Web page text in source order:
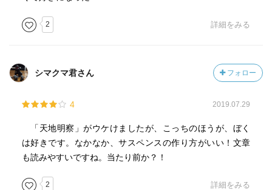
2 詳細をみる
シマクマ君さん フォロー
4 2019.07.29
「天地明察」がウケけましたが、こっちのほうが、ぼく
は好きです。なかなか、サスペンスの作り方がいい！文章
も読みやすいですね。当たり前か？！
2 詳細をみる